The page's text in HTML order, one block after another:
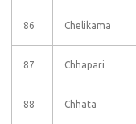
86 Chelikama
87 Chhapari
88 Chhata